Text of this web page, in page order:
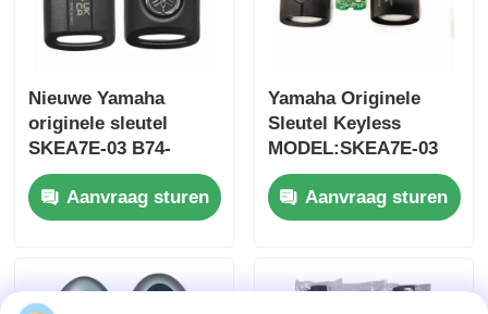
Thuis
Videos
Nieuwe Yamaha
originele sleutel
SKEA7E-03 B74-
H6261-02 662F-
SKEA7D03
Aanvraag sturen
Yamaha Originele
Sleutel Keyless
MODEL:SKEA7E-03
Voor Yamaha Smart
Remote Key B74-
H6261-02/662F-
Aanvraag sturen